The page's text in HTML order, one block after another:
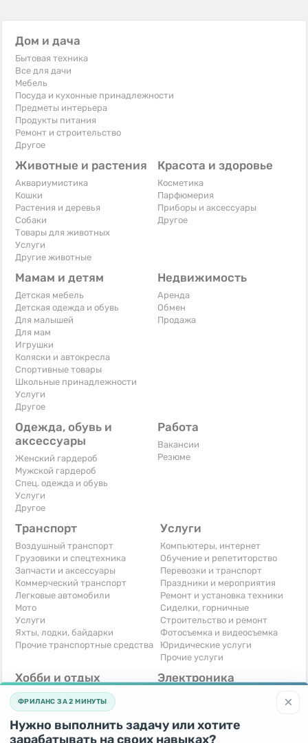
Дом и дача
Бытовая техника
Все для дачи
Мебель
Посуда и кухонные принадлежности
Предметы интерьера
Продукты питания
Ремонт и строительство
Другое
Животные и растения
Аквариумистика
Кошки
Растения и деревья
Собаки
Товары для животных
Услуги
Другие животные
Красота и здоровье
Косметика
Парфюмерия
Приборы и аксессуары
Другое
Мамам и детям
Детская мебель
Детская одежда и обувь
Для малышей
Для мам
Игрушки
Коляски и автокресла
Спортивные товары
Школьные принадлежности
Услуги
Другое
Недвижимость
Аренда
Обмен
Продажа
Одежда, обувь и
аксессуары
Женский гардероб
Мужской гардероб
Спец. одежда и обувь
Услуги
Другое
Работа
Вакансии
Резюме
Транспорт
Воздушный транспорт
Грузовики и спецтехника
Запчасти и аксессуары
Коммерческий транспорт
Легковые автомобили
Мото
Услуги
Яхты, лодки, байдарки
Прочие транспортные средства
Услуги
Компьютеры, интернет
Обучение и репетиторство
Перевозки и транспорт
Праздники и мероприятия
Ремонт и установка техники
Сиделки, горничные
Строительство и ремонт
Фотосъемка и видеосъемка
Юридические услуги
Прочие услуги
Хобби и отдых
Книги и журналы
Музыкальные инструменты
Охота и рыбалка
Спорт и отдых
Электроника
Приставки и видеоигры
×
ФРИЛАНС ЗА 2 МИНУТЫ
Нужно выполнить задачу или хотите
зарабатывать на своих навыках?